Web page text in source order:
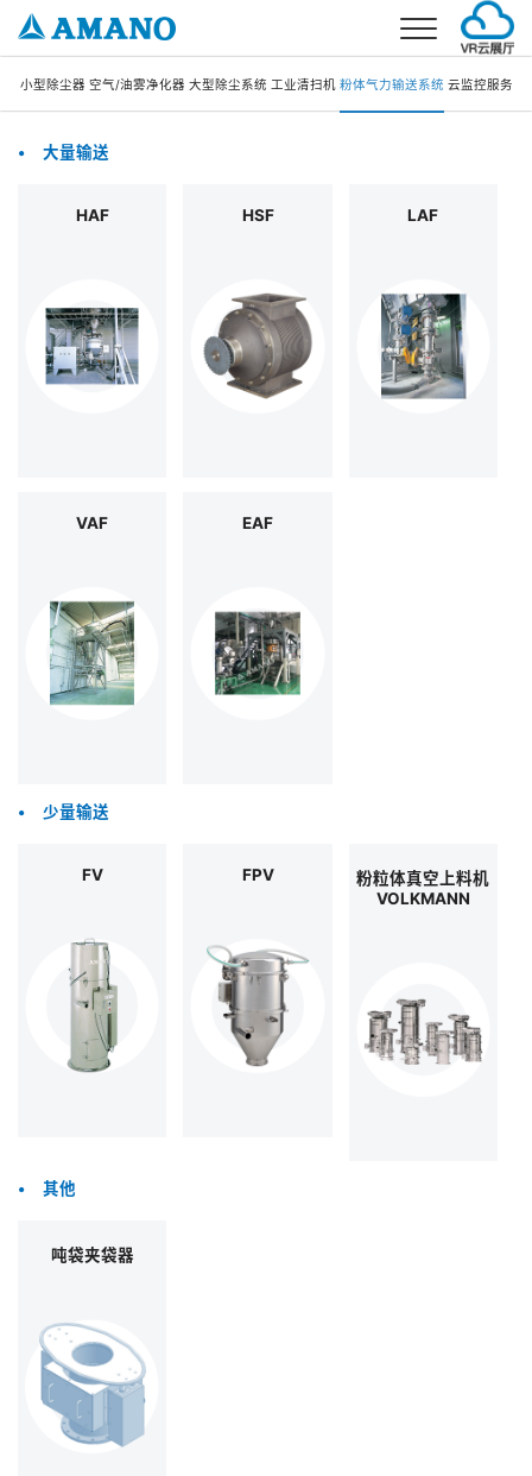
首页
停车场事业
环境产品
停车场解决方案
公司简介
企业理念
新闻
加入我们
CN
小型除尘器 空气/油雾净化器 大型除尘系统 工业清扫机 粉体气力输送系统 云监控服务
• 大量输送
HAF HSF LAF
VAF EAF
• 少量输送
FV FPV
粉粒体真空上料机
VOLKMANN
• 其他
吨袋夹袋器